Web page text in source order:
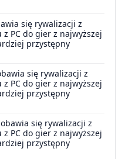
się rywalizacji z
PC do gier z najwyższej
przystępny
się rywalizacji z
PC do gier z najwyższej
przystępny
się rywalizacji z
PC do gier z najwyższej
przystępny